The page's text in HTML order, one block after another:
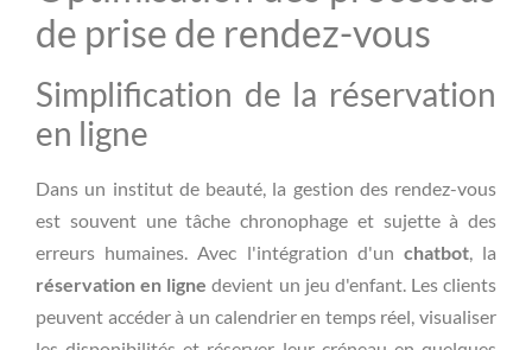
de prise de rendez-vous
Simplification de la réservation
en ligne
Dans un institut de beauté, la gestion des rendez-vous
est souvent une tâche chronophage et sujette à des
erreurs humaines. Avec l'intégration d'un chatbot, la
réservation en ligne devient un jeu d'enfant. Les clients
peuvent accéder à un calendrier en temps réel, visualiser